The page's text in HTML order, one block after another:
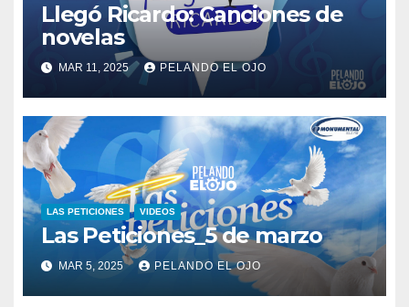
Llegó Ricardo: Canciones de
novelas
MAR 11, 2025 PELANDO EL OJO
LAS PETICIONES VIDEOS
Las Peticiones_5 de marzo
MAR 5, 2025 PELANDO EL OJO